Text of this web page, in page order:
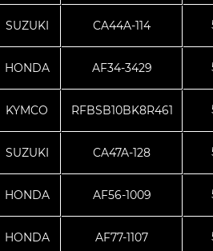
SUZUKI CA44A-114
HONDA AF34-3429
KYMCO RFBSB10BK8R461
SUZUKI CA47A-128
HONDA AF56-1009
HONDA AF77-1107